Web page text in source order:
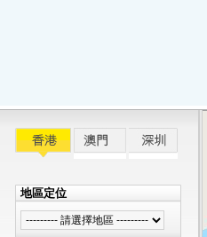
地區定位